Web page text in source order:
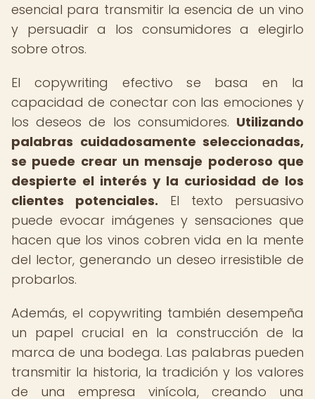
esencial para transmitir la esencia de un vino
y persuadir a los consumidores a elegirlo
sobre otros.
El copywriting efectivo se basa en la
capacidad de conectar con las emociones y
los deseos de los consumidores. Utilizando
palabras cuidadosamente seleccionadas,
se puede crear un mensaje poderoso que
despierte el interés y la curiosidad de los
clientes potenciales. El texto persuasivo
puede evocar imágenes y sensaciones que
hacen que los vinos cobren vida en la mente
del lector, generando un deseo irresistible de
probarlos.
Además, el copywriting también desempeña
un papel crucial en la construcción de la
marca de una bodega. Las palabras pueden
transmitir la historia, la tradición y los valores
de una empresa vinícola, creando una